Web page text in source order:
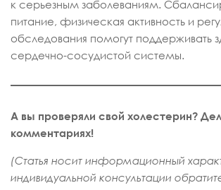
к серьезным заболеваниям.
питание, физическая активность и
обследования помогут поддерживать
сердечно-сосудистой системы.
А вы проверяли свой холестерин?
комментариях!
(Статья носит информационный
индивидуальной консультации